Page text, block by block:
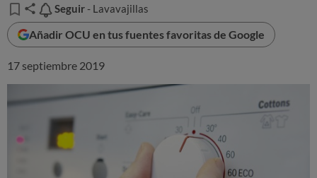
Seguir
Seguir - Lavavajillas
Añadir OCU en tus fuentes favoritas de Google
17 septiembre 2019